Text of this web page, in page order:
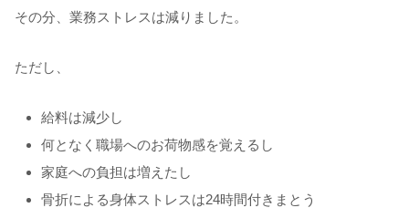
その分、業務ストレスは減りました。
ただし、
給料は減少し
何となく職場へのお荷物感を覚えるし
家庭への負担は増えたし
骨折による身体ストレスは24時間付きまとう